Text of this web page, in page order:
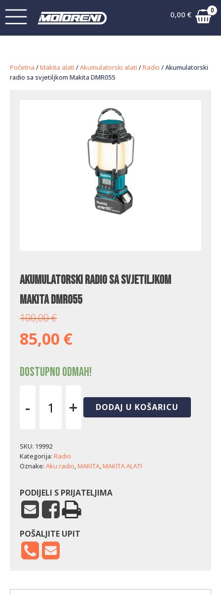
0,00 € 0
Početna /Makita alati /Akumulatorski alati /Radio / Akumulatorski
radio sa svjetiljkom Makita DMR055
Akumulatorski radio sa svjetiljkom
Makita DMR055
100,00€
85,00 €
Dostupno odmah!
-
svjetiljkom
Makita
DMR055
+ DODAJ U KOŠARICU
SKU: 19992
Kategorija: Radio
Oznake: Aku radio,MAKITA,MAKITA ALATI
PODIJELI S PRIJATELJIMA
POŠALJITE UPIT